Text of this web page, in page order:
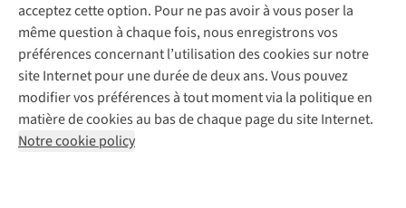
acceptez cette option. Pour ne pas avoir à vous poser la
même question à chaque fois, nous enregistrons vos
préférences concernant l’utilisation des cookies sur notre
site Internet pour une durée de deux ans. Vous pouvez
modifier vos préférences à tout moment via la politique en
matière de cookies au bas de chaque page du site Internet.
Notre cookie policy
Mentions légales
Politique de confidentialité
Conditions générales
Cookie Policy